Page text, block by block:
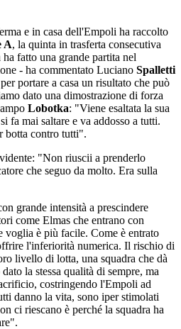
e in casa dell'Empoli ha raccolto
A, la quinta in trasferta consecutiva
fatto una grande partita nel
- ha commentato Luciano Spalletti
portare a casa un risultato che può
dato una dimostrazione di forza
Lobotka: "Viene esaltata la sua
fa mai saltare e va addosso a tutti.
botta contro tutti".
"Non riuscii a prenderlo
che seguo da molto. Era sulla
grande intensità a prescindere
come Elmas che entrano con
voglia è più facile. Come è entrato
l'inferiorità numerica. Il rischio di
livello di lotta, una squadra che dà
la stessa qualità di sempre, ma
costringendo l'Empoli ad
danno la vita, sono iper stimolati
ci riescano è perché la squadra ha